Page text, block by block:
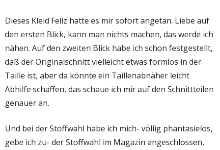
Dieses Kleid Feliz hatte es mir sofort angetan. Liebe auf
den ersten Blick, kann man nichts machen, das werde ich
nähen. Auf den zweiten Blick habe ich schon festgestellt,
daß der Originalschnitt vielleicht etwas formlos in der
Taille ist, aber da könnte ein Taillenabnäher leicht
Abhilfe schaffen, das schaue ich mir auf den Schnittteilen
genauer an.
Und bei der Stoffwahl habe ich mich- völlig phantasielos,
gebe ich zu- der Stoffwahl im Magazin angeschlossen,